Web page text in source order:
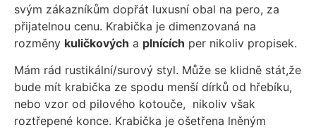
svým zákazníkům dopřát luxusní obal na pero, za
přijatelnou cenu. Krabička je dimenzovaná na
rozměny kuličkových a plnících per nikoliv propisek.
Mám rád rustikální/surový styl. Může se klidně stát,že
bude mít krabička ze spodu menší dírků od hřebíku,
nebo vzor od pilového kotouče, nikoliv však
roztřepené konce. Krabička je ošetřena lněným